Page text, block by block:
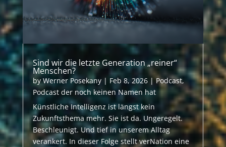
Sind wir die letzte Generation „reiner“
Menschen?
byWerner Posekany| Feb 8, 2026|Podcast,
Podcast der noch keinen Namen hat
Künstliche Intelligenz ist längst kein
Zukunftsthema mehr. Sie ist da. Ungeregelt.
Beschleunigt. Und tief in unserem Alltag
verankert. In dieser Folge stellt verNation eine